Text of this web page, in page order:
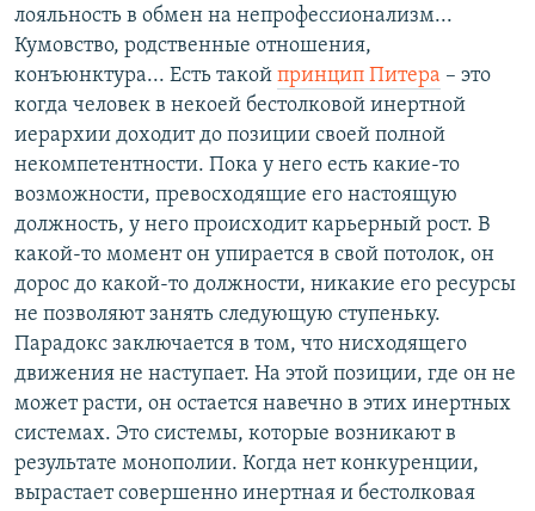
лояльность в обмен на непрофессионализм...
Кумовство, родственные отношения,
конъюнктура... Есть такой принцип Питера – это
когда человек в некоей бестолковой инертной
иерархии доходит до позиции своей полной
некомпетентности. Пока у него есть какие-то
возможности, превосходящие его настоящую
должность, у него происходит карьерный рост. В
какой-то момент он упирается в свой потолок, он
дорос до какой-то должности, никакие его ресурсы
не позволяют занять следующую ступеньку.
Парадокс заключается в том, что нисходящего
движения не наступает. На этой позиции, где он не
может расти, он остается навечно в этих инертных
системах. Это системы, которые возникают в
результате монополии. Когда нет конкуренции,
вырастает совершенно инертная и бестолковая